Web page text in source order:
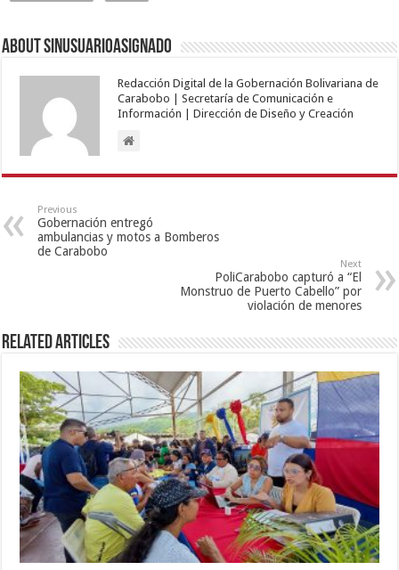
About sinusuarioasignado
Redacción Digital de la Gobernación Bolivariana de
Carabobo | Secretaría de Comunicación e
Información | Dirección de Diseño y Creación
Previous
Gobernación entregó
ambulancias y motos a Bomberos
de Carabobo
Next
PoliCarabobo capturó a “El
Monstruo de Puerto Cabello” por
violación de menores
Related Articles